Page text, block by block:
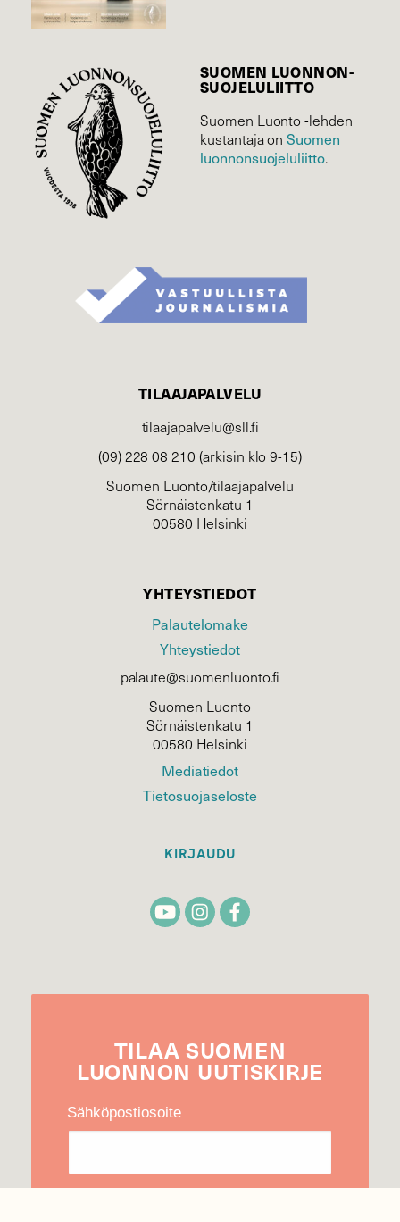
SUOMEN LUONNON­
SUOJELU­LIITTO
Suomen Luonto -lehden
kustantaja onSuomen
luonnonsuojelu­liitto.
TILAAJAPALVELU
tilaajapalvelu@sll.fi
(09) 228 08 210 (arkisin klo 9-15)
Suomen Luonto/tilaajapalvelu
Sörnäistenkatu 1
00580 Helsinki
YHTEYSTIEDOT
Palautelomake
Yhteystiedot
palaute@suomenluonto.fi
Suomen Luonto
Sörnäistenkatu 1
00580 Helsinki
Mediatiedot
Tietosuojaseloste
KIRJAUDU
TILAA SUOMEN
LUONNON UUTIS­KIRJE
Sähköpostiosoite